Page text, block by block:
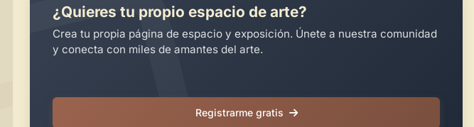
¿Quieres tu propio espacio de arte?
Crea tu propia página de espacio y exposición. Únete a nuestra comunidad
y conecta con miles de amantes del arte.
Registrarme gratis